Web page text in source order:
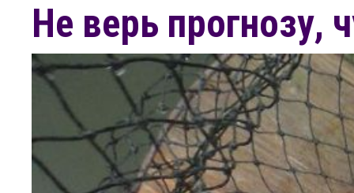
Не верь прогнозу,